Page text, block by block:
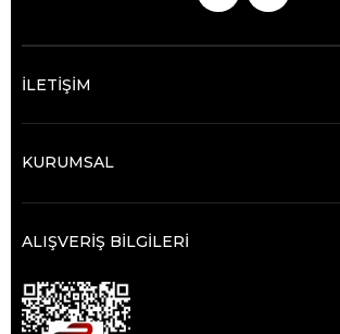
İLETİŞİM
KURUMSAL
ALIŞVERİŞ BİLGİLERİ